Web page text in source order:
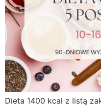
Dieta 1400 kcal z listą